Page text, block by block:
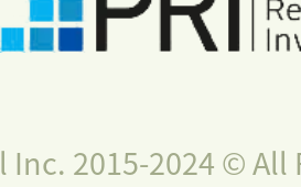
Inc. 2015-2024 © All